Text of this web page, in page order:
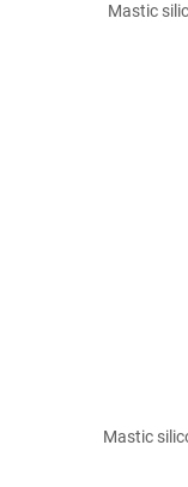
Mastic
Mastic